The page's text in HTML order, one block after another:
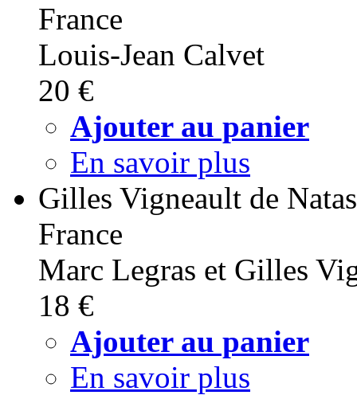
France
Louis-Jean Calvet
20 €
Ajouter au panier
En savoir plus
Gilles Vigneault de
France
Marc Legras et Gilles
18 €
Ajouter au panier
En savoir plus